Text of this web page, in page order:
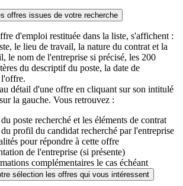
offres issues de votre recherche
d'emploi restituée dans la liste, s'affichent :
le lieu de travail, la nature du contrat et la
le nom de l'entreprise si précisé, les 200
du descriptif du poste, la date de
détail d'une offre en cliquant sur son intitulé
la gauche. Vous retrouvez :
poste recherché et les éléments de contrat
profil du candidat recherché par l'entreprise
pour répondre à cette offre
de l'entreprise (si présente)
complémentaires le cas échéant
sélection les offres qui vous intéressent